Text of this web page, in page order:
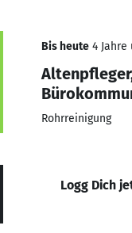
Bis heute 4 Jahre
Rohrreinigung
Logg Dich